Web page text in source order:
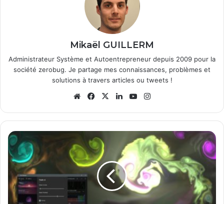
Mikaël GUILLERM
Administrateur Système et Autoentrepreneur depuis 2009 pour la
société zerobug. Je partage mes connaissances, problèmes et
solutions à travers articles ou tweets !
WebsiteFacebook
X LinkedinYouTube
Animer
votre
fond
d'écran
WIndows
grâce